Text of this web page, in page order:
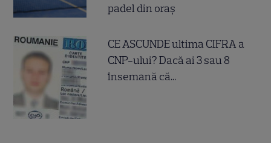
padel din oraș
CE ASCUNDE ultima CIFRA a
CNP-ului? Dacă ai 3 sau 8
însemană că...